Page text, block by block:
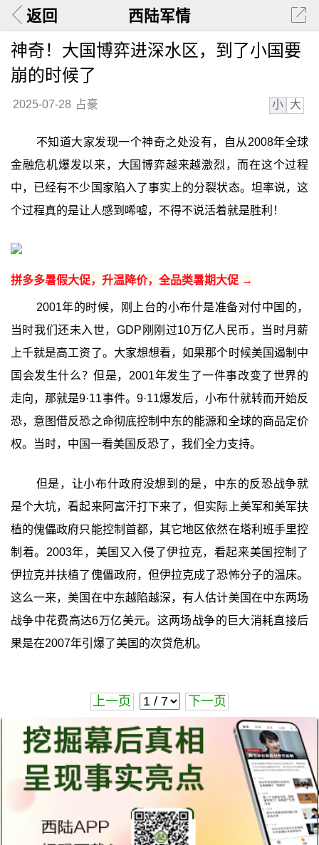
返回 西陆军情
神奇！大国博弈进深水区，到了小国要
崩的时候了
2025-07-28 占豪 小 大
不知道大家发现一个神奇之处没有，自从2008年全球
金融危机爆发以来，大国博弈越来越激烈，而在这个过程
中，已经有不少国家陷入了事实上的分裂状态。坦率说，这
个过程真的是让人感到唏嘘，不得不说活着就是胜利！
拼多多暑假大促，升温降价，全品类暑期大促 →
2001年的时候，刚上台的小布什是准备对付中国的，
当时我们还未入世，GDP刚刚过10万亿人民币，当时月薪
上千就是高工资了。大家想想看，如果那个时候美国遏制中
国会发生什么？但是，2001年发生了一件事改变了世界的
走向，那就是9·11事件。9·11爆发后，小布什就转而开始反
恐，意图借反恐之命彻底控制中东的能源和全球的商品定价
权。当时，中国一看美国反恐了，我们全力支持。
但是，让小布什政府没想到的是，中东的反恐战争就
是个大坑，看起来阿富汗打下来了，但实际上美军和美军扶
植的傀儡政府只能控制首都，其它地区依然在塔利班手里控
制着。2003年，美国又入侵了伊拉克，看起来美国控制了
伊拉克并扶植了傀儡政府，但伊拉克成了恐怖分子的温床。
这么一来，美国在中东越陷越深，有人估计美国在中东两场
战争中花费高达6万亿美元。这两场战争的巨大消耗直接后
果是在2007年引爆了美国的次贷危机。
上一页 下一页